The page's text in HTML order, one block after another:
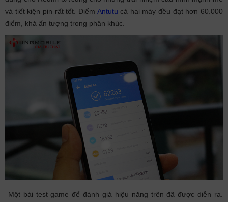
và tiết kiện pin rất tốt. Điểm Antutu cả hai máy đều đạt hơn 60.000
điểm, khá ấn tượng trong phân khúc.
Một bài test game để đánh giá hiệu năng trên đã được diễn ra.